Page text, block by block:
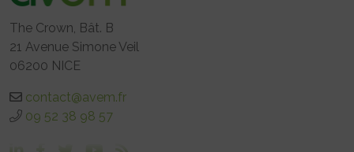
The Crown, Bât. B
21 Avenue Simone Veil
06200 NICE
contact@avem.fr
09 52 38 98 57